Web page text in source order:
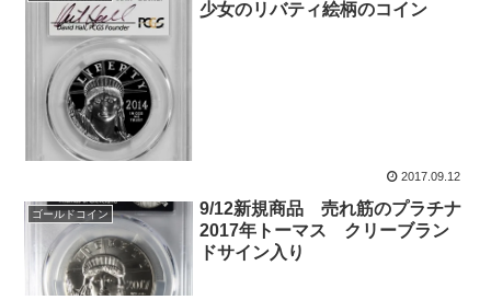
少女のリバティ絵柄のコイン
2017.09.12
ゴールドコイン
9/12新規商品 売れ筋のプラチナ
2017年トーマス クリーブラン
ドサイン入り